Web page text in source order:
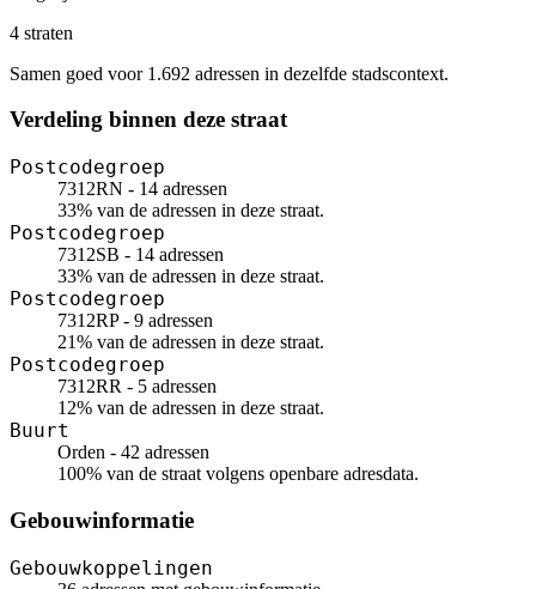
4 straten
Samen goed voor 1.692 adressen in dezelfde stadscontext.
Verdeling binnen deze straat
Postcodegroep
7312RN - 14 adressen
33% van de adressen in deze straat.
Postcodegroep
7312SB - 14 adressen
33% van de adressen in deze straat.
Postcodegroep
7312RP - 9 adressen
21% van de adressen in deze straat.
Postcodegroep
7312RR - 5 adressen
12% van de adressen in deze straat.
Buurt
Orden - 42 adressen
100% van de straat volgens openbare adresdata.
Gebouwinformatie
Gebouwkoppelingen